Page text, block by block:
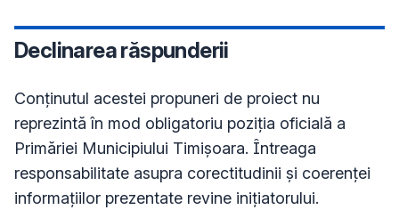
Declinarea răspunderii
Conţinutul acestei propuneri de proiect nu
reprezintă în mod obligatoriu poziţia oficială a
Primăriei Municipiului Timișoara. Întreaga
responsabilitate asupra corectitudinii și coerenței
informațiilor prezentate revine inițiatorului.